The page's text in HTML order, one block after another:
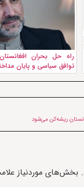
راه حل بحران
توافق سیاسی و پایان
ریشه‌کن می‌شود
بخش‌های موردنیاز